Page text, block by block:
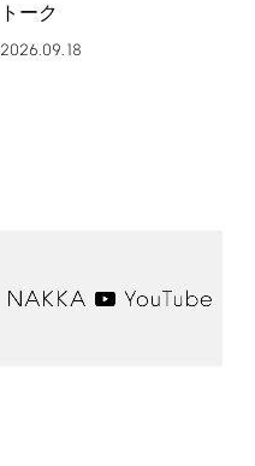
トーク
2026.09.18